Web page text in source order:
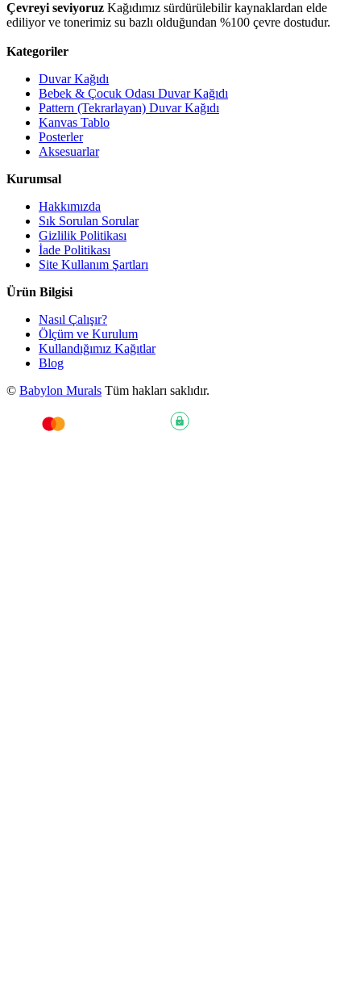
Çevreyi seviyoruz Kağıdımız sürdürülebilir kaynaklardan elde
ediliyor ve tonerimiz su bazlı olduğundan %100 çevre dostudur.
Kategoriler
Duvar Kağıdı
Bebek & Çocuk Odası Duvar Kağıdı
Pattern (Tekrarlayan) Duvar Kağıdı
Kanvas Tablo
Posterler
Aksesuarlar
Kurumsal
Hakkımızda
Sık Sorulan Sorular
Gizlilik Politikası
İade Politikası
Site Kullanım Şartları
Ürün Bilgisi
Nasıl Çalışır?
Ölçüm ve Kurulum
Kullandığımız Kağıtlar
Blog
© Babylon Murals Tüm hakları saklıdır.